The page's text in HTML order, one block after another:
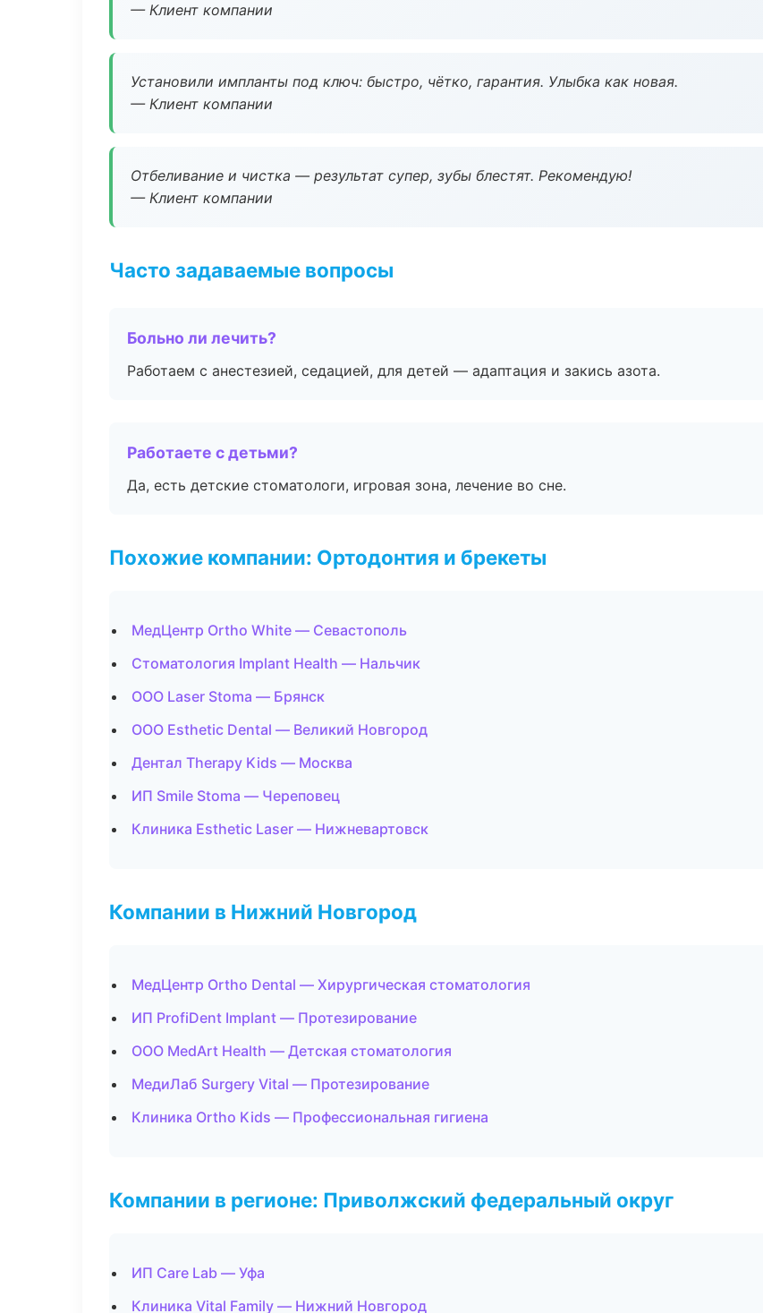
— Клиент компании
Установили импланты под ключ: быстро, чётко, гарантия. Улыбка как новая.
— Клиент компании
Отбеливание и чистка — результат супер, зубы блестят. Рекомендую!
— Клиент компании
Часто задаваемые вопросы
Больно ли лечить?
Работаем с анестезией, седацией, для детей — адаптация и закись азота.
Работаете с детьми?
Да, есть детские стоматологи, игровая зона, лечение во сне.
Похожие компании: Ортодонтия и брекеты
МедЦентр Ortho White — Севастополь
Стоматология Implant Health — Нальчик
ООО Laser Stoma — Брянск
ООО Esthetic Dental — Великий Новгород
Дентал Therapy Kids — Москва
ИП Smile Stoma — Череповец
Клиника Esthetic Laser — Нижневартовск
Компании в Нижний Новгород
МедЦентр Ortho Dental — Хирургическая стоматология
ИП ProfiDent Implant — Протезирование
ООО MedArt Health — Детская стоматология
МедиЛаб Surgery Vital — Протезирование
Клиника Ortho Kids — Профессиональная гигиена
Компании в регионе: Приволжский федеральный округ
ИП Care Lab — Уфа
Клиника Vital Family — Нижний Новгород